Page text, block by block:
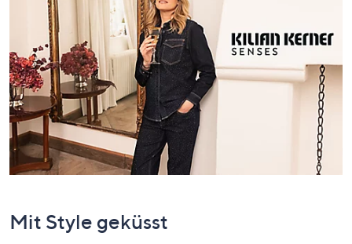
nach
unten
oder
wischen
Sie
auf
Touch-
links
Mit Style geküsst